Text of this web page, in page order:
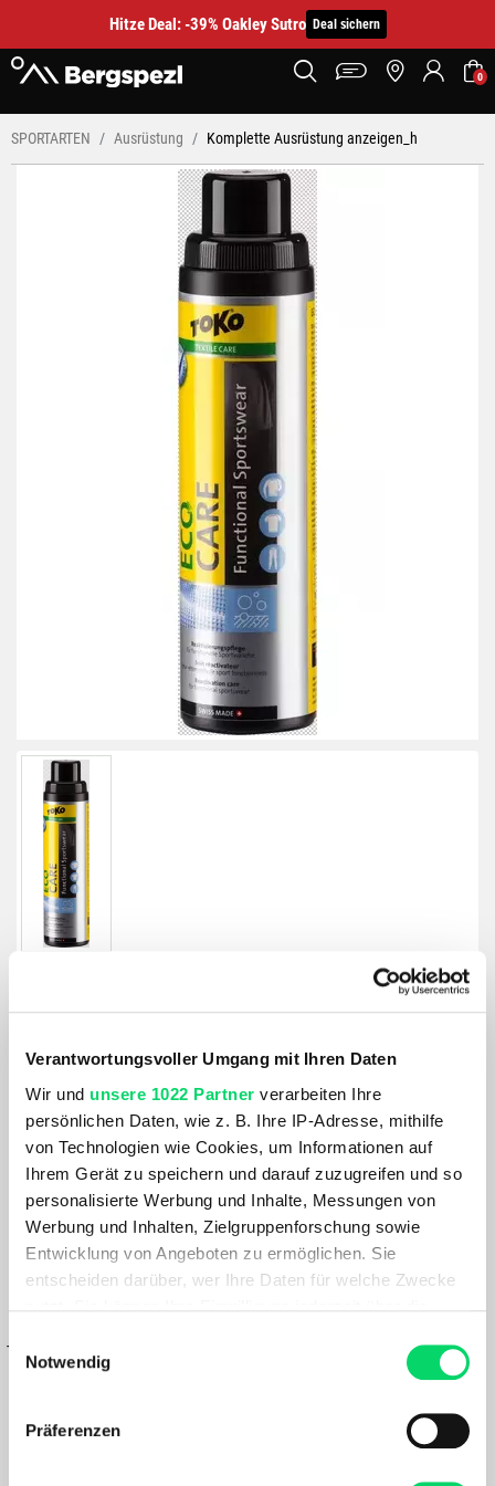
Verantwortungsvoller Umgang mit Ihren Daten
Wir und unsere 1022 Partner verarbeiten Ihre
persönlichen Daten, wie z. B. Ihre IP-Adresse, mithilfe
von Technologien wie Cookies, um Informationen auf
Ihrem Gerät zu speichern und darauf zuzugreifen und so
personalisierte Werbung und Inhalte, Messungen von
Werbung und Inhalten, Zielgruppenforschung sowie
Entwicklung von Angeboten zu ermöglichen. Sie
entscheiden darüber, wer Ihre Daten für welche Zwecke
Trigger Symbol ändern oder widerrufen
Informationen über Ihre geografische Lage
Notwendig
Präferenzen
Hitze Deal: -39% Oakley Sutro Deal sichern
0
SPORTARTEN Ausrüstung Komplette Ausrüstung anzeigen_h
250ml | transparent
Artikelnummer: 1152231
Pflegemittel für Funktionsbekleidung - reaktiviert die
wasserabweisende Wirkung und erhält die Atmungsaktivität
14,99 €
am Lager sofort lieferbar: 2-5 Tage
– oder –
Bergspezl SCS Vösendorf